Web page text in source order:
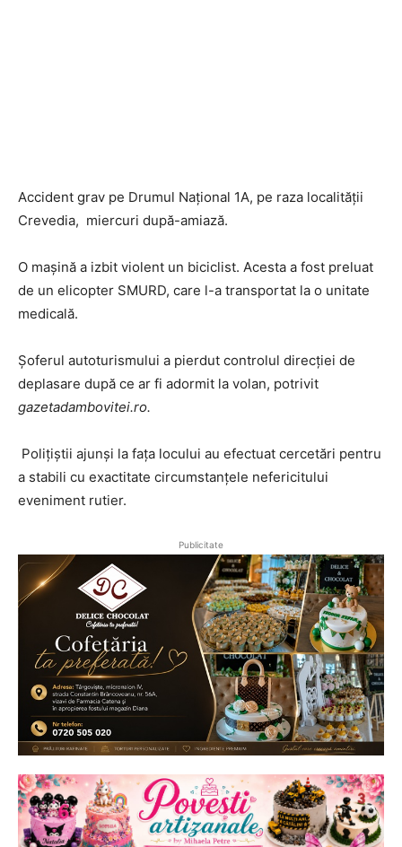
Accident grav pe Drumul Național 1A, pe raza localității
Crevedia, miercuri după-amiază.
O mașină a izbit violent un biciclist. Acesta a fost preluat
de un elicopter SMURD, care l-a transportat la o unitate
medicală.
Șoferul autoturismului a pierdut controlul direcției de
deplasare după ce ar fi adormit la volan, potrivit
gazetadambovitei.ro.
Polițiștii ajunși la fața locului au efectuat cercetări pentru
a stabili cu exactitate circumstanțele nefericitului
eveniment rutier.
Publicitate